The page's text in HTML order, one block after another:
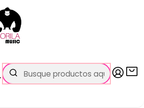
y $99.990 en Regiones
y Conectores
Angelo NEON-OR conector en L